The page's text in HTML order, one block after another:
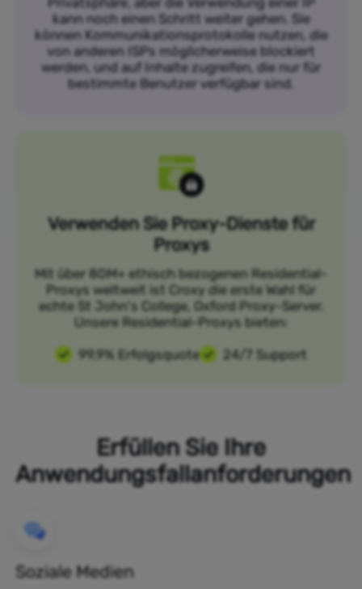
kann noch einen Schritt weiter gehen. Sie
können Kommunikationsprotokolle nutzen, die
von anderen ISPs möglicherweise blockiert
werden, und auf Inhalte zugreifen, die nur für
bestimmte Benutzer verfügbar sind.
Verwenden Sie Proxy-Dienste für
Proxys
Mit über 80M+ ethisch bezogenen Residential-
Proxys weltweit ist Croxy die erste Wahl für
echte St John's College, Oxford Proxy-Server.
Unsere Residential-Proxys bieten:
99,9% Erfolgsquote
24/7 Support
Erfüllen Sie Ihre
Anwendungsfallanforderungen
Soziale Medien